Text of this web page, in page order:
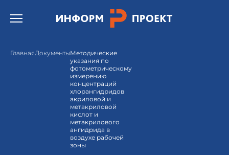
Открыть бургер меню.
ГлавнаяДокументыМетодические
указания по
фотометрическому
измерению
концентраций
хлорангидридов
акриловой и
метакриловой
кислот и
метакрилового
ангидрида в
воздухе рабочей
зоны